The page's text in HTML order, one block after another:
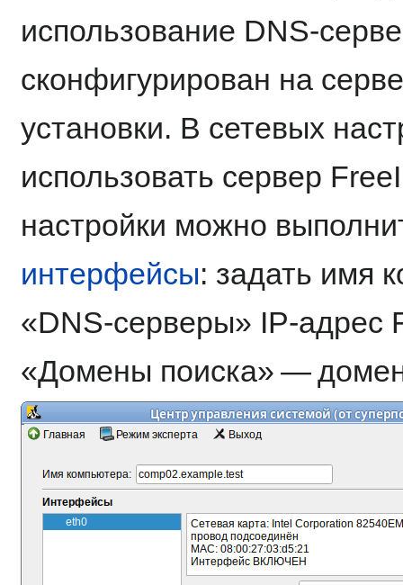
использование DNS-
сконфигурирован на
установки. В сетевых
использовать сервер
настройки можно
интерфейсы: задать имя
«DNS-серверы» IP-адрес
«Домены поиска» —